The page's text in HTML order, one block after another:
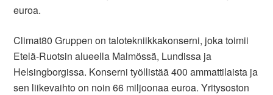
euroa.
Climat80 Gruppen on talotekniikkakonserni, joka toimii
Etelä-Ruotsin alueella Malmössä, Lundissa ja
Helsingborgissa. Konserni työllistää 400 ammattilaista ja
sen liikevaihto on noin 66 miljoonaa euroa. Yritysoston